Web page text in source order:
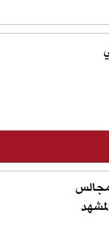
مجالس